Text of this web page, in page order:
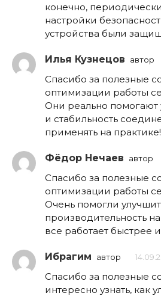
конечно,
настройки
устройства были
Илья Кузнецов автор
Спасибо за полезные
оптимизации работы
Они реально помогают
и стабильность
применять на практике!
Фёдор Нечаев автор
Спасибо за полезные
оптимизации работы
Очень помогли
производительность
все работает быстрее
Ибрагим автор
Спасибо за полезные
интересно узнать, как